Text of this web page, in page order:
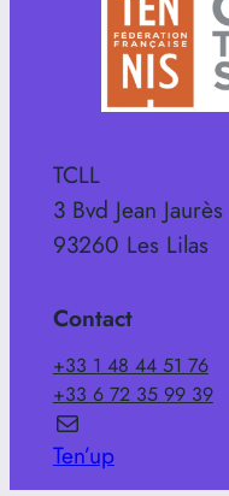
TCLL
3 Bvd Jean Jaurès
93260 Les Lilas
Contact
+33 1 48 44 51 76
+33 6 72 35 99 39
E-mail
Ten’up